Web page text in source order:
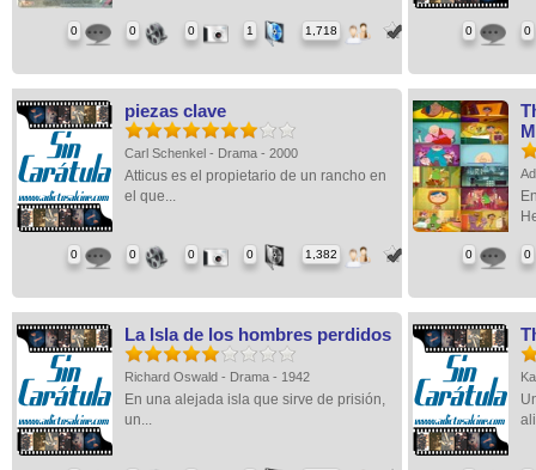
0 0 0 1 1,718 0 0
piezas clave
Carl Schenkel - Drama - 2000
Atticus es el propietario de un rancho en
el que...
0 0 0 0 1,382 0 0
La Isla de los hombres perdidos
Richard Oswald - Drama - 1942
En una alejada isla que sirve de prisión,
un...